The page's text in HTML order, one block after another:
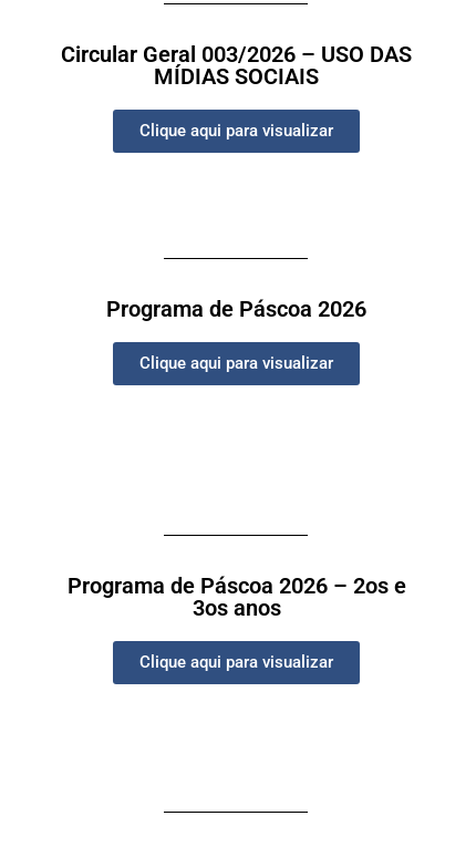
Circular Geral 003/2026 – USO DAS
MÍDIAS SOCIAIS
Clique aqui para visualizar
Programa de Páscoa 2026
Clique aqui para visualizar
Programa de Páscoa 2026 – 2os e
3os anos
Clique aqui para visualizar